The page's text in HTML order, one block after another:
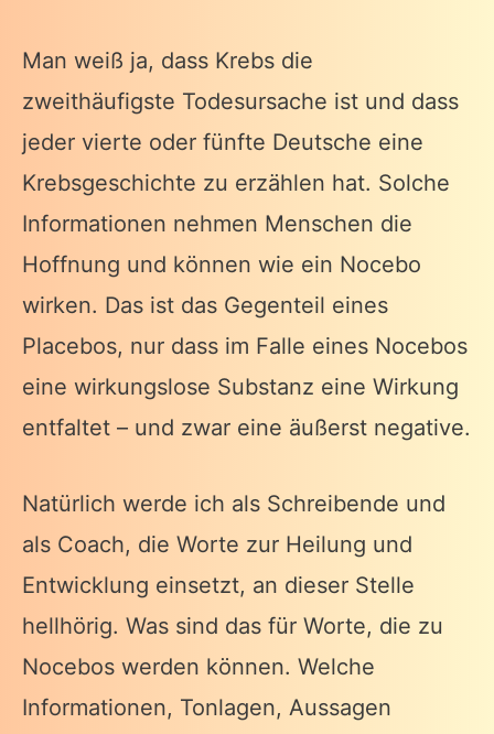
Man weiß ja, dass Krebs die
zweithäufigste Todesursache ist und dass
jeder vierte oder fünfte Deutsche eine
Krebsgeschichte zu erzählen hat. Solche
Informationen nehmen Menschen die
Hoffnung und können wie ein Nocebo
wirken. Das ist das Gegenteil eines
Placebos, nur dass im Falle eines Nocebos
eine wirkungslose Substanz eine Wirkung
entfaltet – und zwar eine äußerst negative.
Natürlich werde ich als Schreibende und
als Coach, die Worte zur Heilung und
Entwicklung einsetzt, an dieser Stelle
hellhörig. Was sind das für Worte, die zu
Nocebos werden können. Welche
Informationen, Tonlagen, Aussagen